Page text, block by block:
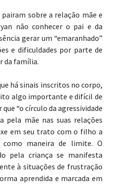
sobre a relação mãe e
não conhecer o pai e da
gerar um “emaranhado”
e dificuldades por parte de
da família.
há sinais inscritos no corpo,
algo importante e difícil de
“o círculo da agressividade
pela mãe nas suas relações
em seu trato com o filho a
maneira de limite. O
pela criança se manifesta
à situações de frustração
aprendida e marcada em